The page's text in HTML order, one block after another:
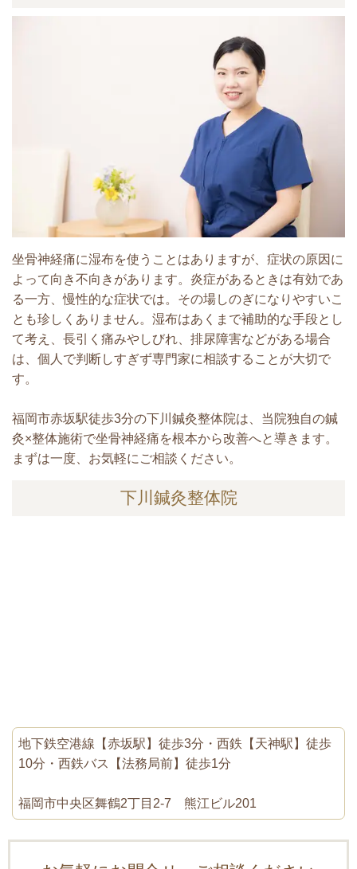
坐骨神経痛に湿布を使うことはありますが、症状の原因に
よって向き不向きがあります。炎症があるときは有効であ
る一方、慢性的な症状では。その場しのぎになりやすいこ
とも珍しくありません。 湿布はあくまで補助的な手段とし
て考え、長引く痛みやしびれ、排尿障害などがある場合
は、個人で判断しすぎず専門家に相談することが大切で
す。
福岡市赤坂駅徒歩3分の下川鍼灸整体院は、当院独自の鍼
灸×整体施術で坐骨神経痛を根本から改善へと導きます。
まずは一度、お気軽にご相談ください。
下川鍼灸整体院
地下鉄空港線【赤坂駅】徒歩3分・西鉄【天神駅】徒歩
10分・西鉄バス【法務局前】徒歩1分
福岡市中央区舞鶴2丁目2-7 熊江ビル201